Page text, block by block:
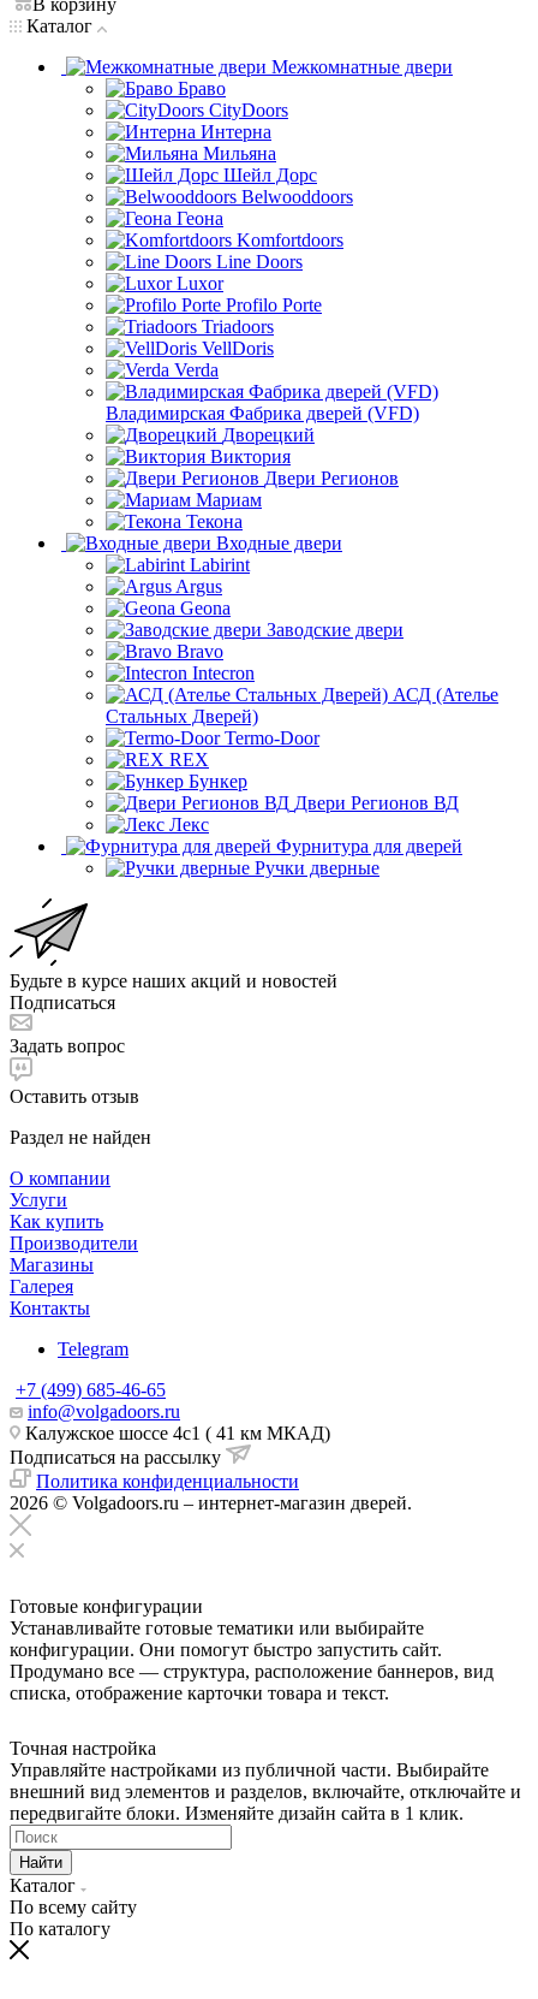
Каталог
Межкомнатные двери
Браво
CityDoors
Интерна
Мильяна
Шейл Дорс
Belwooddoors
Геона
Komfortdoors
Line Doors
Luxor
Profilo Porte
Triadoors
VellDoris
Verda
Владимирская Фабрика дверей (VFD)
Дворецкий
Виктория
Двери Регионов
Мариам
Текона
Входные двери
Labirint
Argus
Geona
Заводские двери
Bravo
Intecron
АСД (Ателье
Стальных Дверей)
Termo-Door
REX
Бункер
Двери Регионов ВД
Лекс
Фурнитура для дверей
Ручки дверные
Будьте в курсе наших акций и новостей
Подписаться
Задать вопрос
Оставить отзыв
Раздел не найден
О компании
Услуги
Как купить
Производители
Магазины
Галерея
Контакты
Telegram
+7 (499) 685-46-65
info@volgadoors.ru
Калужское шоссе 4с1 ( 41 км МКАД)
Подписаться на рассылку
Политика конфиденциальности
2026 © Volgadoors.ru – интернет-магазин дверей.
Готовые конфигурации
Устанавливайте готовые тематики или выбирайте
конфигурации. Они помогут быстро запустить сайт.
Продумано все — структура, расположение баннеров, вид
списка, отображение карточки товара и текст.
Точная настройка
Управляйте настройками из публичной части. Выбирайте
внешний вид элементов и разделов, включайте, отключайте и
передвигайте блоки. Изменяйте дизайн сайта в 1 клик.
Найти
Каталог
По всему сайту
По каталогу